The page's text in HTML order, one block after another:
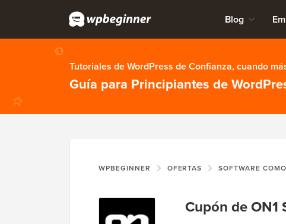
Blog
Tutoriales de WordPress de Confianza, cuando
Guía para Principiantes de
WPBEGINNER OFERTAS SOFTWARE COMO
Cupón de ON1